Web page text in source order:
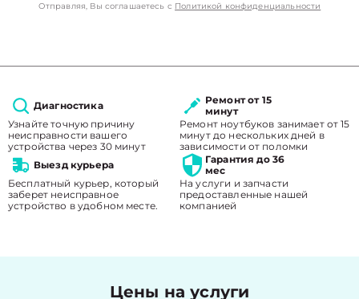
Отправляя, Вы соглашаетесь с Политикой конфиденциальности
Диагностика
Узнайте точную причину
неисправности вашего
устройства через 30 минут
Ремонт от 15
минут
Ремонт ноутбуков занимает от 15
минут до нескольких дней в
зависимости от поломки
Выезд курьера
Бесплатный курьер, который
заберет неисправное
устройство в удобном месте.
Гарантия до 36
мес
На услуги и запчасти
предоставленные нашей
компанией
Цены на услуги